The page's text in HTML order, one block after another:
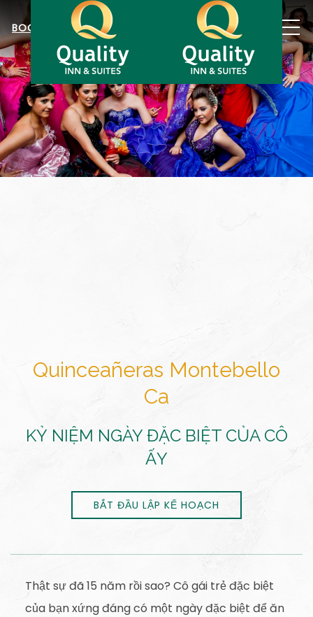
BOOK NOW
Quinceañeras Montebello
Ca
KỶ NIỆM NGÀY ĐẶC BIỆT CỦA CÔ
ẤY
BẮT ĐẦU LẬP KẾ HOẠCH
Thật sự đã 15 năm rồi sao? Cô gái trẻ đặc biệt
của bạn xứng đáng có một ngày đặc biệt để ăn